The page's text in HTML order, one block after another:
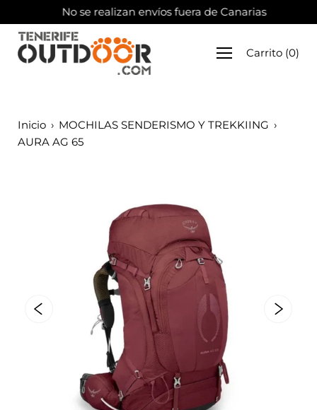
al
contenido
No se realizan envíos fuera de Canarias
Carrito (0)
Inicio › MOCHILAS SENDERISMO Y TREKKIING ›
AURA AG 65